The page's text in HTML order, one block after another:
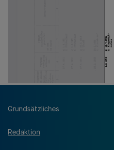
Grundsätzliches
Redaktion